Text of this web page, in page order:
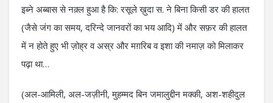
इब्ने अब्बास से नक़्ल हुआ है कि: रसूले ख़ुदा स. ने बिना किसी डर की हालत
(जैसे जंग का समय, दरिन्दे जानवरों का भय आदि) में और सफ़र की हालत
में न होते हुए भी ज़ोह्र व अस्र और मग़रिब व इशा की नमाज़ को मिलाकर
पढ़ा था…
(अल-आमिली, अल-जज़ीनी, मुहम्मद बिन जमालुद्दीन मक्की, अश-शहीदुल